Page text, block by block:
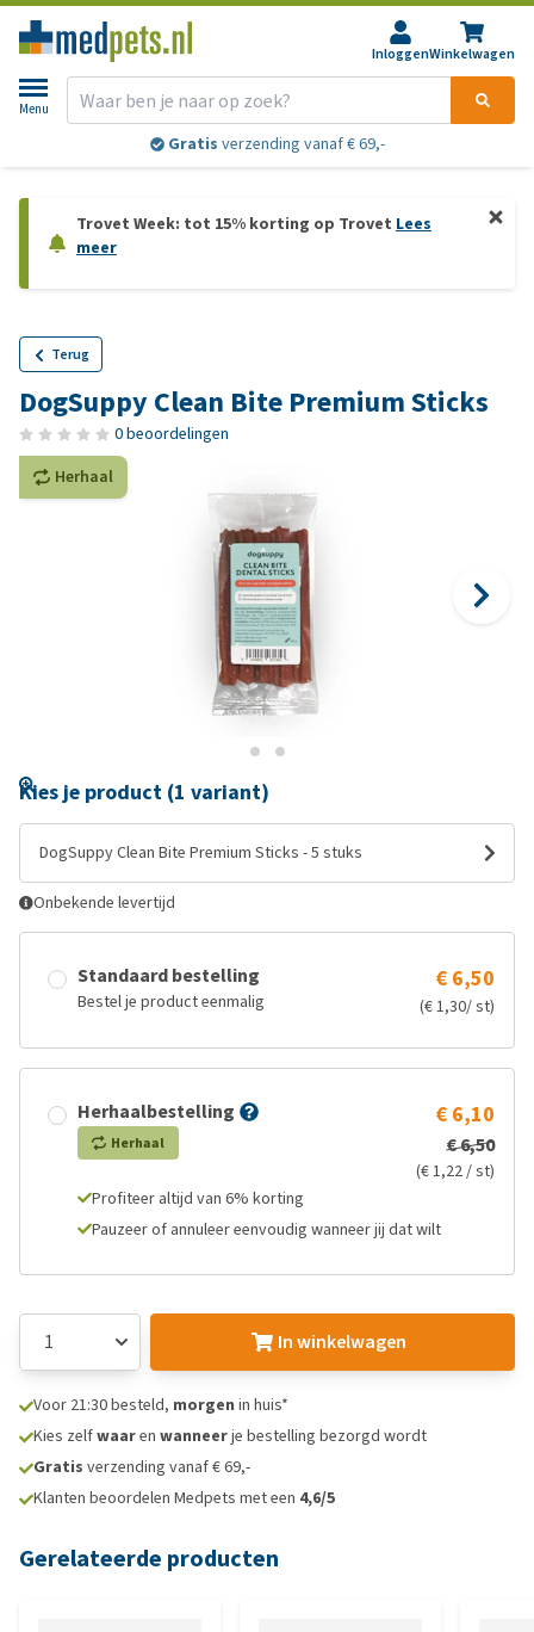
InloggenWinkelwagen
Menu
Gratis verzending vanaf € 69,-
Trovet Week: tot 15% korting op Trovet Lees
meer
Terug
DogSuppy Clean Bite Premium Sticks
0 beoordelingen
Herhaal
Kies je product (1 variant)
DogSuppy Clean Bite Premium Sticks - 5 stuks
Onbekende levertijd
Standaard bestelling
Bestel je product eenmalig
€ 6,50
(€ 1,30/ st)
Herhaalbestelling
Herhaal
€ 6,10
€ 6,50
(€ 1,22 / st)
Profiteer altijd van 6% korting
Pauzeer of annuleer eenvoudig wanneer jij dat wilt
In winkelwagen
Voor 21:30 besteld, morgen in huis*
Kies zelfwaaren wanneerje bestelling bezorgd wordt
Gratis verzending vanaf € 69,-
Klanten beoordelen Medpets met een 4,6/5
Gerelateerde producten